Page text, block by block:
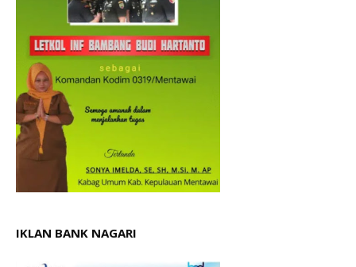
IKLAN BANK NAGARI